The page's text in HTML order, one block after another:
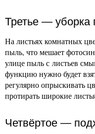
Третье — уборка
На листьях комнатных
пыль, что мешает
улице пыль с листьев
функцию нужно будет
регулярно опрыскивать
протирать широкие
Четвёртое —